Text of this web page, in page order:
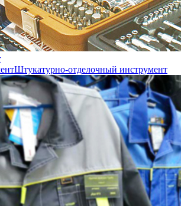
Штукатурно-отделочный инструмент